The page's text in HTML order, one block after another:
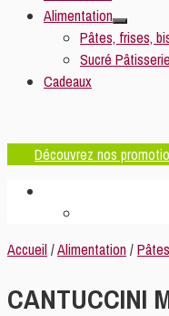
Alimentation
Pâtes, frises,
Sucré Pâtisserie
Cadeaux
Découvrez nos
Accueil/Alimentation/
CANTUCCINI